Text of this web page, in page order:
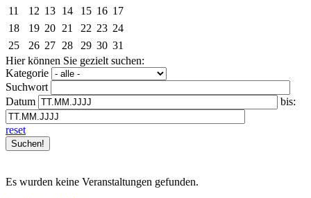
11
12 13 14 15 16 17
18
19 20 21 22 23 24
25
26 27 28 29 30 31
Hier können Sie gezielt suchen:
Kategorie
Suchwort
Datum
bis:
reset
Es wurden keine Veranstaltungen gefunden.